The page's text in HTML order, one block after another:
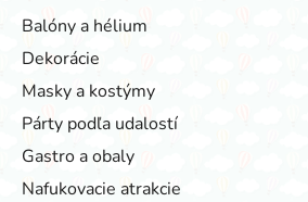
Balóny a hélium
Dekorácie
Masky a kostýmy
Párty podľa udalostí
Gastro a obaly
Nafukovacie atrakcie